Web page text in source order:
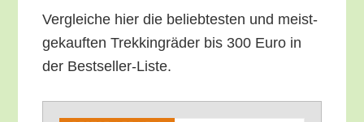
Ver­glei­che hier die belieb­tes­ten und meist­
ge­kauf­ten Trek­king­rä­der bis 300 Euro in
der Bestseller-Liste.